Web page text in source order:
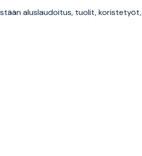
aluslaudoitus, tuolit, koristetyöt,